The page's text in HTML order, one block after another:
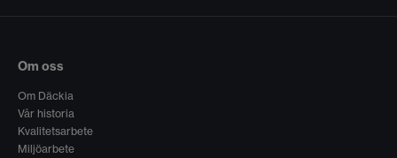
Om oss
Om Däckia
Vår historia
Kvalitetsarbete
Miljöarbete